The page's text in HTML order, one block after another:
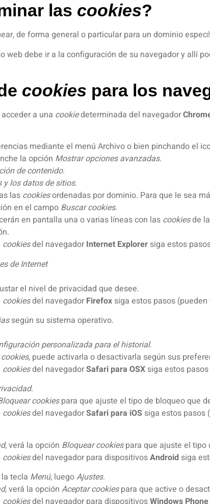
las cookies?
de forma general o particular para un dominio
web debe ir a la configuración de su navegador y allí
cookies para los
a una cookiedeterminada del navegador
mediante el menú Archivo o bien pinchando el
la opción Mostrar opciones avanzadas.
de contenido.
y los datos de sitios.
las cookiesordenadas por dominio. Para que le sea
en el campo Buscar cookies.
en pantalla una o varias líneas con las cookiesde
cookiesdel navegador Internet Explorer siga estos
de Internet
el nivel de privacidad que desee.
cookiesdel navegador Firefox siga estos pasos
según su sistema operativo.
personalizada para el historial.
, puede activarla o desactivarla según sus
cookiesdel navegadorSafari para OSX siga estos
.
cookiespara que ajuste el tipo de bloqueo que
cookiesdel navegadorSafari para iOS siga estos pasos
, verá la opción Bloquear cookiespara que ajuste el tipo
cookiesdel navegador para dispositivosAndroid siga
tecla Menú, luegoAjustes.
, verá la opción Aceptar cookiespara que active o